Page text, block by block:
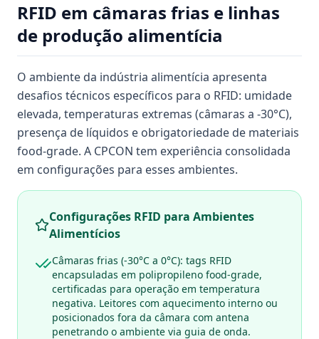
RFID em câmaras frias e linhas
de produção alimentícia
O ambiente da indústria alimentícia apresenta
desafios técnicos específicos para o RFID: umidade
elevada, temperaturas extremas (câmaras a -30°C),
presença de líquidos e obrigatoriedade de materiais
food-grade. A CPCON tem experiência consolidada
em configurações para esses ambientes.
Configurações RFID para Ambientes
Alimentícios
Câmaras frias (-30°C a 0°C): tags RFID
encapsuladas em polipropileno food-grade,
certificadas para operação em temperatura
negativa. Leitores com aquecimento interno ou
posicionados fora da câmara com antena
penetrando o ambiente via guia de onda.